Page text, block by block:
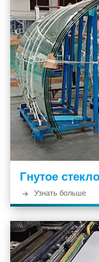
Гнутое стекло
Узнать больше